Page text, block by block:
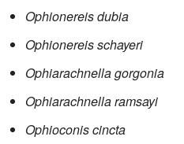
Ophionereis dubia
Ophionereis schayeri
Ophiarachnella gorgonia
Ophiarachnella ramsayi
Ophioconis cincta